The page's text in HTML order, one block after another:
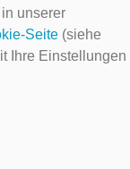
unserer
Seite (siehe
Ihre Einstellungen